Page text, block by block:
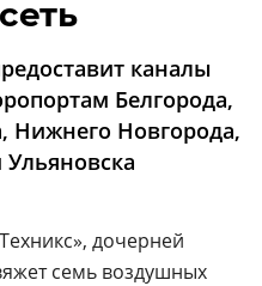
каналы
Белгорода,
Нижнего Новгорода,
Ульяновска
дочерней
семь воздушных